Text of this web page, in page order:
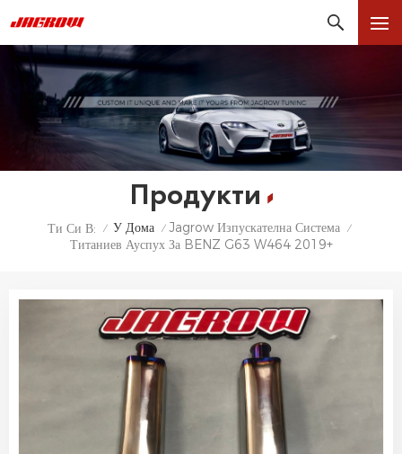
Продукти
Ти Си В: / У Дома / Jagrow Изпускателна Система /
Титаниев Ауспух За BENZ G63 W464 2019+